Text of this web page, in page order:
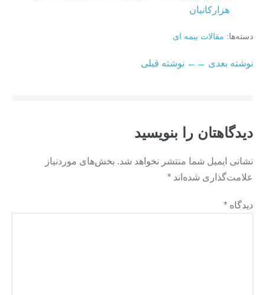
هزارکانیان
دسته‌ها: مقالات بیمه ای
ناوبری
← نوشته قبلینوشته بعدی →
دیدگاهتان را بنویسید
نشانی ایمیل شما منتشر نخواهد شد. بخش‌های موردنیاز
علامت‌گذاری شده‌اند *
دیدگاه *